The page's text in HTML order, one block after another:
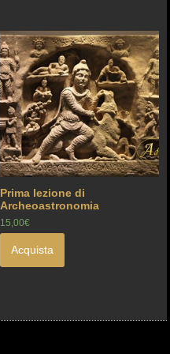
Prima lezione di
Archeoastronomia
15,00€
Acquista